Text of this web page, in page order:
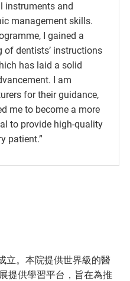
instruments and
management skills.
I gained a
of dentists’ instructions
has laid a solid
I am
for their guidance,
me to become a more
to provide high-quality
patient.”
立。本院提供世界級的醫
提供學習平台，旨在為推